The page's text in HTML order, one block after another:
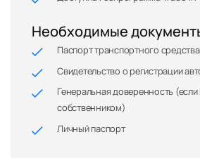
Необходимые
Паспорт транспортного средства
Свидетельство о регистрации
Генеральная доверенность
собственником)
Личный паспорт